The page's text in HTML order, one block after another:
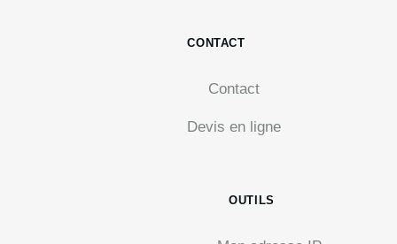
CONTACT
Contact
Devis en ligne
OUTILS